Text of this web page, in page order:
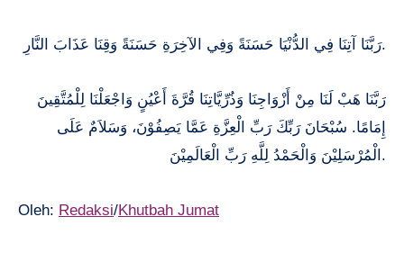
رَبَّنَا آتِنَا فِي الدُّنْيَا حَسَنَةً وَفِي الآخِرَةِ حَسَنَةً وَقِنَا عَذَابَ النَّارِ.
رَبَّنَا هَبْ لَنَا مِنْ أَزْوَاجِنَا وَذُرِّيَّاتِنَا قُرَّةَ أَعْيُنٍ وَاجْعَلْنَا لِلْمُتَّقِينَ
إِمَامًا. سُبْحَانَ رَبِّكَ رَبِّ الْعِزَّةِ عَمَّا يَصِفُوْنَ، وَسَلاَمٌ عَلَى
الْمُرْسَلِيْنَ وَالْحَمْدُ لِلَّهِ رَبِّ الْعَالَمِيْنَ.
Oleh: Redaksi/Khutbah Jumat